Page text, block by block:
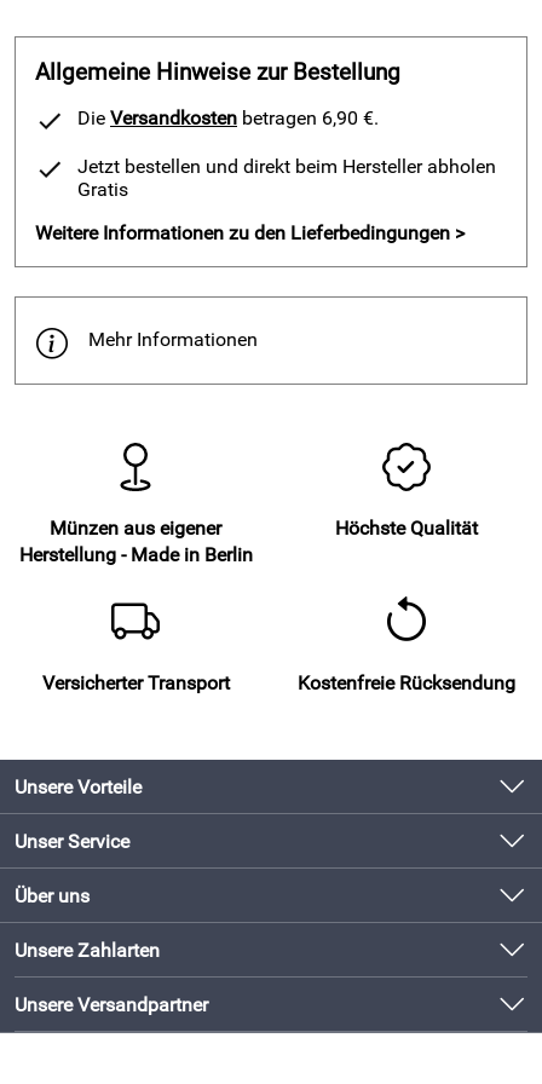
Ausgabejahr: 2023
Prägestätte: Münze Berlin
Durchmesser: 27 mm
Auslieferung in Schutzkapsel und attraktiver Klappkarte
Das Gewicht und die Reinheit des Silbers werden durch die
Hersteller: Staatliche Münze Berlin, Ollenhauerstr. 97, 13403
Berlin, www.muenze-berlin.de
Allgemeine Hinweise zur Bestellung
Die Versandkosten betragen 6,90 €.
Jetzt bestellen und direkt beim Hersteller abholen
Gratis
Weitere Informationen zu den Lieferbedingungen >
Mehr Informationen
Münzen aus eigener
Herstellung - Made in Berlin
Höchste Qualität
Versicherter Transport Kostenfreie Rücksendung
Unsere Vorteile
Produkte original und direkt vom Hersteller
Bewährte Qualität
Bestellen und direkt beim Hersteller abholen!
Unser Service
Kontakt
Newsletter
Lieferbedingungen
Kundenlogin
Über uns
Unsere Bestseller
Neu
Unsere Zahlarten
Unsere Versandpartner